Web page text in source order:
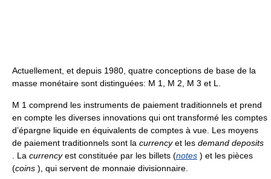
Actuellement, et depuis 1980, quatre conceptions de base de la
masse monétaire sont distinguées: M 1, M 2, M 3 et L.
M 1 comprend les instruments de paiement traditionnels et prend
en compte les diverses innovations qui ont transformé les comptes
d’épargne liquide en équivalents de comptes à vue. Les moyens
de paiement traditionnels sont la currencyet les demand deposits
. La currencyest constituée par les billets (notes ) et les pièces
(coins ), qui servent de monnaie divisionnaire.